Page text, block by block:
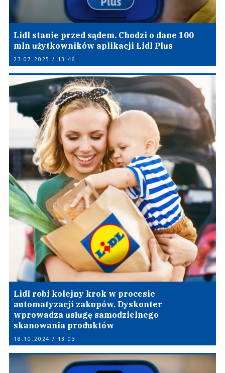
Lidl stanie przed sądem. Chodzi o dane 100
mln użytkowników aplikacji Lidl Plus
23.07.2025 / 13:46
Lidl robi kolejny krok w procesie
automatyzacji zakupów. Dyskonter
wprowadza usługę samodzielnego
skanowania produktów
18.10.2024 / 13:03